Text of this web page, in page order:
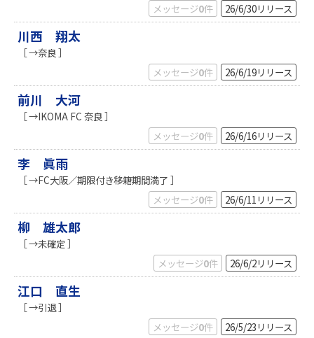
メッセージ0件 26/6/30リリース
川西 翔太
［ →奈良 ］
メッセージ0件 26/6/19リリース
前川 大河
［ →IKOMA FC 奈良 ］
メッセージ0件 26/6/16リリース
李 眞雨
［ →FC大阪／期限付き移籍期間満了 ］
メッセージ0件 26/6/11 リリース
柳 雄太郎
［ →未確定 ］
メッセージ0件 26/6/2リリース
江口 直生
［ →引退 ］
メッセージ0件 26/5/23 リリース